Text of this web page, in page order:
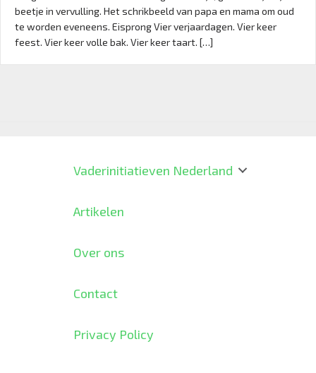
beetje in vervulling. Het schrikbeeld van papa en mama om oud
te worden eveneens. Eisprong Vier verjaardagen. Vier keer
feest. Vier keer volle bak. Vier keer taart. […]
Vaderinitiatieven Nederland
Artikelen
Over ons
Contact
Privacy Policy